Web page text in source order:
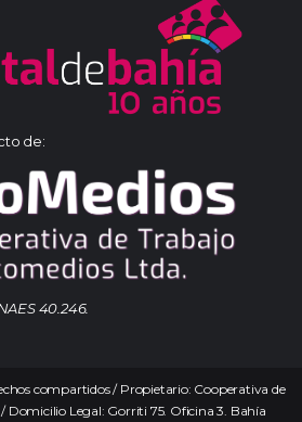
de:
40.246.
compartidos / Propietario: Cooperativa de
Domicilio Legal: Gorriti 75. Oficina 3. Bahía